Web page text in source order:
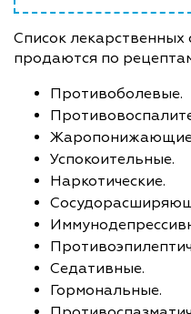
Список лекарственных
продаются по
Противоболевые.
Успокоительные.
Наркотические.
Седативные.
Гормональные.